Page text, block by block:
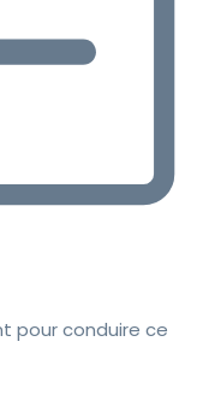
pour conduire ce